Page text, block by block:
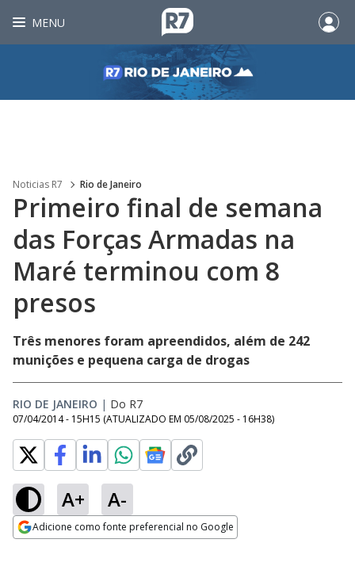
MENU
Noticias R7 Rio de Janeiro
Primeiro final de semana
das Forças Armadas na
Maré terminou com 8
presos
Três menores foram apreendidos, além de 242
munições e pequena carga de drogas
RIO DE JANEIRO | Do R7
07/04/2014 - 15H15 (ATUALIZADO EM 05/08/2025 - 16H38)
A+ A-
Adicione como fonte preferencial no Google